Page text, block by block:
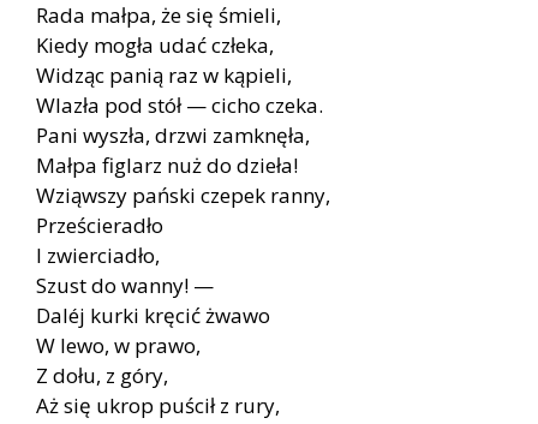
Rada małpa, że się śmieli,
Kiedy mogła udać człeka,
Widząc panią raz w kąpieli,
Wlazła pod stół — cicho czeka.
Pani wyszła, drzwi zamknęła,
Małpa figlarz nuż do dzieła!
Wziąwszy pański czepek ranny,
Prześcieradło
I zwierciadło,
Szust do wanny! —
Daléj kurki kręcić żwawo
W lewo, w prawo,
Z dołu, z góry,
Aż się ukrop puścił z rury,